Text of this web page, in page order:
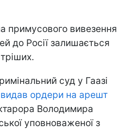
примусового вивезення
до Росії залишається
суд у Гаазі
видав ордери на арешт
Володимира
уповноваженої з